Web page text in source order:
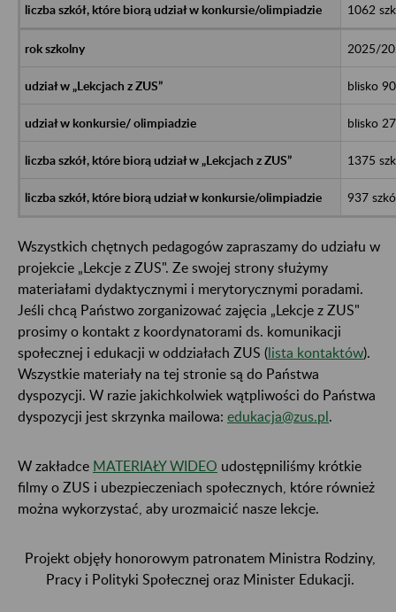
1062
2025/
blisko
blisko
1375
937
Wszystkich chętnych pedagogów zapraszamy do udziału w
projekcie „Lekcje z ZUS". Ze swojej strony służymy
materiałami dydaktycznymi i merytorycznymi poradami.
Jeśli chcą Państwo zorganizować zajęcia „Lekcje z ZUS"
prosimy o kontakt z koordynatorami ds. komunikacji
społecznej i edukacji w oddziałach ZUS (lista kontaktów).
Wszystkie materiały na tej stronie są do Państwa
dyspozycji. W razie jakichkolwiek wątpliwości do Państwa
dyspozycji jest skrzynka mailowa: edukacja@zus.pl.
W zakładce MATERIAŁY WIDEO udostępniliśmy krótkie
filmy o ZUS i ubezpieczeniach społecznych, które również
można wykorzystać, aby urozmaicić nasze lekcje.
Projekt objęły honorowym patronatem Ministra Rodziny,
Pracy i Polityki Społecznej oraz Minister Edukacji.